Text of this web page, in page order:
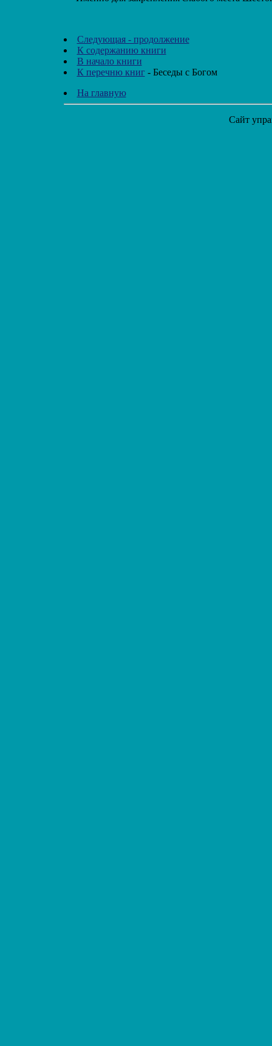
Следующая - продолжение
К содержанию книги
В начало книги
К перечню книг - Беседы с Богом
На главную
Сайт